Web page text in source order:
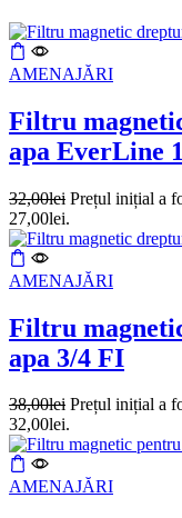
AMENAJĂRI
Filtru
apa EverLine
32,00lei Prețul inițial a
27,00lei.
AMENAJĂRI
Filtru
apa 3/4 FI
38,00lei Prețul inițial a
32,00lei.
AMENAJĂRI